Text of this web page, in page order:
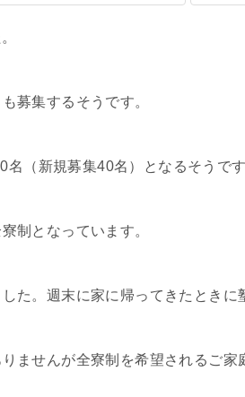
募集するそうです。
（新規募集40名）となるそうです
制となっています。
た。週末に家に帰ってきたときに
ませんが全寮制を希望されるご家